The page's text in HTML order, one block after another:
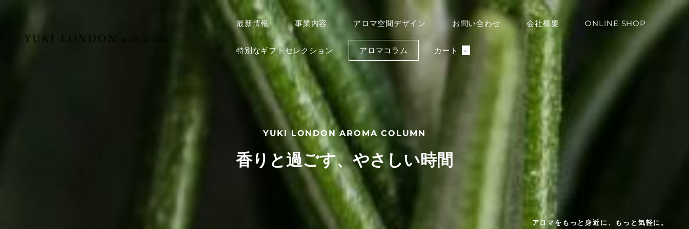
最新情報 事業内容 アロマ空間デザイン お問い合わせ 会社概要 ONLINE SHOP
特別なギフトセレクション アロマコラム カート -
YUKI LONDON AROMA COLUMN
香りと過ごす、やさしい時間
アロマをもっと身近に、もっと気軽に。